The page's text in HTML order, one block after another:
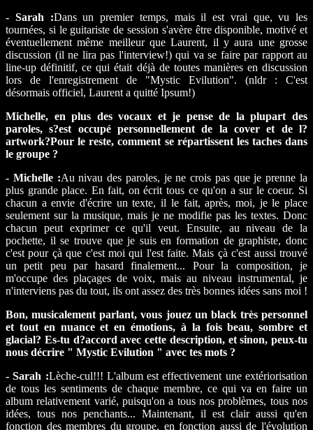
- Sarah :Dans un premier temps, mais il est vrai que, vu les
tournées, si le guitariste de session s'avère être disponible, motivé et
éventuellement même meilleur que Laurent, il y aura une grosse
discussion (il ne lira pas l'interview!) qui va se faire par rapport au
line-up définitif, ce qui était déjà de toutes manières en discussion
lors de l'enregistrement de "Mystic Evilution". (nldr : C'est
désormais officiel, Laurent a quitté Ipsum!)
Michelle, en plus des vocaux et je pense de la plupart des
paroles, s?est occupé personnellement de la cover et de l?
artwork?Pour le reste, comment se répartissent les taches dans
le groupe ?
- Michelle :Au nivau des paroles, je ne crois pas que je prenne la
plus grande place. En fait, on écrit tous ce qu'on a sur le coeur. Si
chacun a envie d'écrire un texte, il le fait, après, moi, je le place
seulement sur la musique, mais je ne modifie pas les textes. Donc
chacun peut exprimer ce qu'il veut. Ensuite, au niveau de la
pochette, il se trouve que je suis en formation de graphiste, donc
c'est pour çà que c'est moi qui l'est faite. Mais çà c'est aussi trouvé
un petit peu par hasard finalement... Pour la composition, je
m'occupe des plaçages de voix, mais au niveau instrumental, je
n'interviens pas du tout, ils ont assez des très bonnes idées sans moi !
Bon, musicalement parlant, vous jouez un black très personnel
et tout en nuance et en émotions, à la fois beau, sombre et
glacial? Es-tu d?accord avec cette description, et sinon, peux-tu
nous décrire " Mystic Evilution " avec tes mots ?
- Sarah :Lèche-cul!!! L'album est effectivement une extériorisation
de tous les sentiments de chaque membre, ce qui va en faire un
album relativement varié, puisqu'on a tous nos problèmes, tous nos
idées, tous nos penchants... Maintenant, il est clair aussi qu'en
fonction des membres du groupe, en fonction aussi de l'évolution